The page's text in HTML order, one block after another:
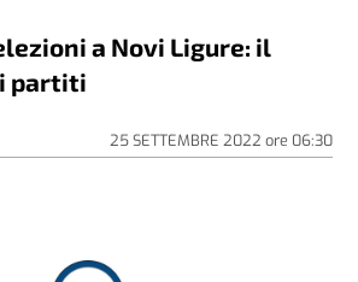
a Novi Ligure: il
partiti
25 SETTEMBRE 2022 ore 06:30